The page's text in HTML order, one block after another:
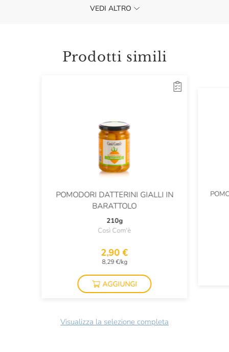
fondi che costituiscono la base di piatti come bolliti,
VEDI ALTRO
Prodotti simili
POMODORI DATTERINI GIALLI IN
BARATTOLO
210g
Così Com'è
2,90 €
8,29 €/kg
AGGIUNGI
Visualizza la selezione completa